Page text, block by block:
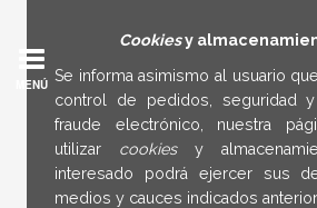
Cookiesy
Se informa asimismo al usuario
control de pedidos, seguridad
fraude electrónico, nuestra
utilizar cookies y
interesado podrá ejercer sus
medios y cauces indicados
MENÚ